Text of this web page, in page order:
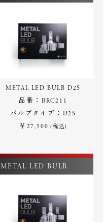
METAL LED BULB D2S
品番：BRC211
バルブタイプ：D2S
￥27,500(税込)
METAL LED BULB